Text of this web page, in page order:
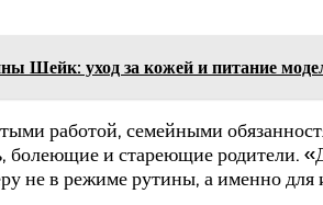
Шейк: уход за кожей и питание
работой, семейными
болеющие и стареющие родители.
не в режиме рутины, а именно